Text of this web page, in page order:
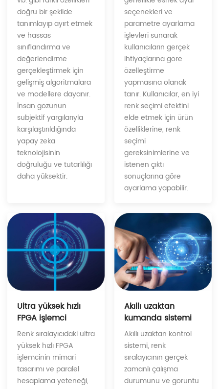
doğru bir şekilde
tanımlayıp ayırt etmek
ve hassas
sınıflandırma ve
değerlendirme
gerçekleştirmek için
gelişmiş algoritmalara
ve modellere dayanır.
İnsan gözünün
subjektif yargılarıyla
karşılaştırıldığında
yapay zeka
teknolojisinin
doğruluğu ve tutarlılığı
daha yüksektir.
seçenekleri ve
parametre ayarlama
işlevleri sunarak
kullanıcıların gerçek
ihtiyaçlarına göre
özelleştirme
yapmasına olanak
tanır. Kullanıcılar, en iyi
renk seçimi efektini
elde etmek için ürün
özelliklerine, renk
seçimi
gereksinimlerine ve
istenen çıktı
sonuçlarına göre
ayarlama yapabilir.
Ultra yüksek hızlı
FPGA işlemci
Renk sıralayıcıdaki ultra
yüksek hızlı FPGA
işlemcinin mimari
tasarımı ve paralel
hesaplama yeteneği,
Akıllı uzaktan
kumanda sistemi
Akıllı uzaktan kontrol
sistemi, renk
sıralayıcının gerçek
zamanlı çalışma
durumunu ve görüntü